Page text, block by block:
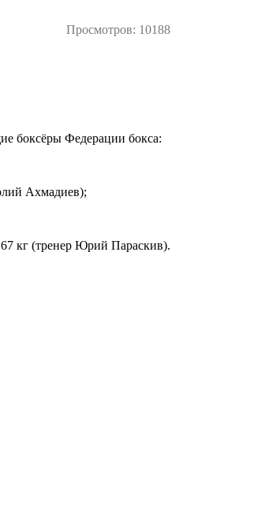
Просмотров: 10188
боксёры Федерации бокса:
Ахмадиев);
кг (тренер Юрий Параскив).